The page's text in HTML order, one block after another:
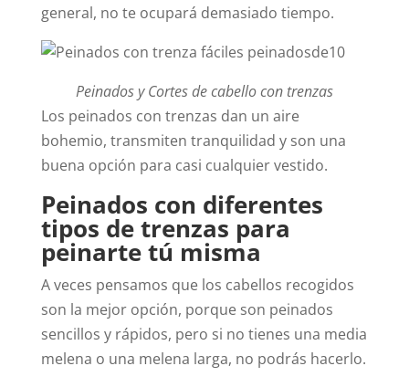
general, no te ocupará demasiado tiempo.
Peinados y Cortes de cabello con trenzas
Los peinados con trenzas dan un aire
bohemio, transmiten tranquilidad y son una
buena opción para casi cualquier vestido.
Peinados con diferentes
tipos de trenzas para
peinarte tú misma
A veces pensamos que los cabellos recogidos
son la mejor opción, porque son peinados
sencillos y rápidos, pero si no tienes una media
melena o una melena larga, no podrás hacerlo.